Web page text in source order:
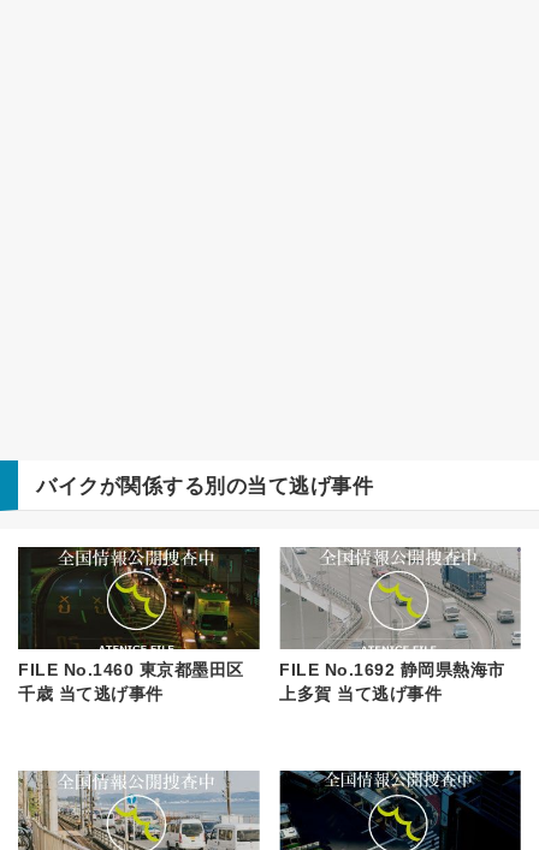
バイクが関係する別の当て逃げ事件
FILE No.1460 東京都墨田区
千歳 当て逃げ事件
FILE No.1692 静岡県熱海市
上多賀 当て逃げ事件